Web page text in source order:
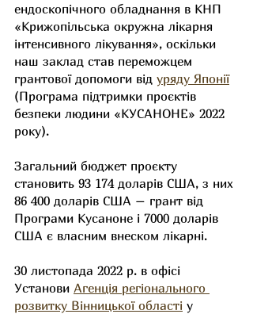
ендоскопічного обладнання в КНП
«Крижопільська окружна лікарня
інтенсивного лікування», оскільки
наш заклад став переможцем
грантової допомоги від уряду Японії
(Програма підтримки проєктів
безпеки людини «КУСАНОНЕ» 2022
року).
Загальний бюджет проєкту
становить 93 174 доларів США, з них
86 400 доларів США – грант від
Програми Кусаноне і 7000 доларів
США є власним внеском лікарні.
30 листопада 2022 р. в офісі
Установи Агенція регіонального
розвитку Вінницької області у